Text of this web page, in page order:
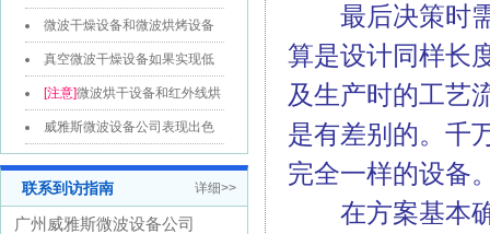
微波干燥设备和微波烘烤设备
的区别真空微波干燥设备如果实现低
温烘干的目...
[注意]微波烘干设备和红外线烘
干线的区...
威雅斯微波设备公司表现出色
联系到访指南 详细>>
广州威雅斯微波设备公司
最后决策时需
算是设计同样长
及生产时的工艺
是有差别的。千
完全一样的设备
在方案基本确